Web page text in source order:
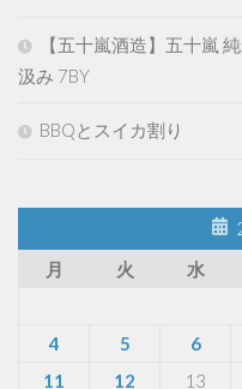
【五十嵐酒造】五十嵐
汲み 7BY
BBQとスイカ割り
月
火 水
4
5 6
11
12 13